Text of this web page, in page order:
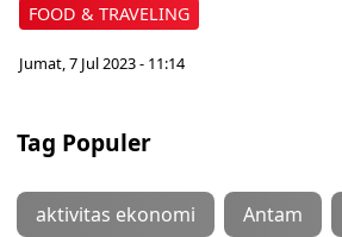
FOOD & TRAVELING
Jumat, 7 Jul 2023 - 11:14
Tag Populer
aktivitas ekonomi Antam